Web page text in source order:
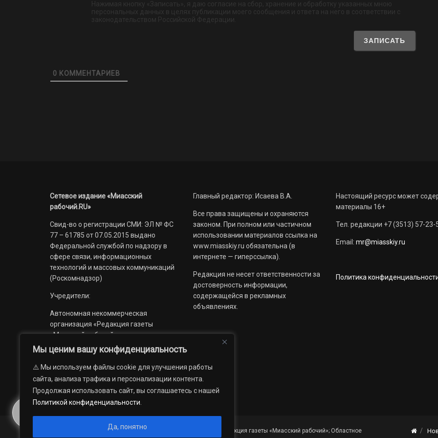
Мы ценим вашу конфиденциальность
⚠️ Мы используем файлы cookie для улучшения работы
сайта, анализа трафика и персонализации контента.
Продолжая использовать сайт, вы соглашаетесь с нашей
Политикой конфиденциальности
Да, понятно
Нажимая кнопку «Записать», я даю согласие на сбор, хранение и обработку указанных мною
персональных данных в целях публикации моего сообщения и ответа на него в соответствии с
законодательством Российской Федерации.
0 КОММЕНТАРИЕВ
Сетевое издание «Миасский
рабочий.RU»
Свид-во о регистрации СМИ: ЭЛ № ФС
77 – 61785 от 07.05.2015 выдано
Федеральной службой по надзору в
сфере связи, информационных
технологий и массовых коммуникаций
(Роскомнадзор)
Учредители:
Автономная некоммерческая
организация «Редакция газеты
«Миасский рабочий»;
Областное государственное
учреждение «Издательский дом
«Губерния».
Главный редактор: Исаева В.А.
Все права защищены и охраняются
законом. При полном или частичном
использовании материалов ссылка на
www.miasskiy.ru обязательна (в
интернете — гиперссылка).
Редакция не несет ответственности за
достоверность информации,
содержащейся в рекламных
объявлениях.
Настоящий ресурс может
материалы 16+
Тел. редакции +7 (3513) 57-23-
Email: mr@miasskiy.ru
Политика
© 2012 — 2026. Автономная некоммерческая организация «Редакция газеты «Миасский рабочий»; Областное